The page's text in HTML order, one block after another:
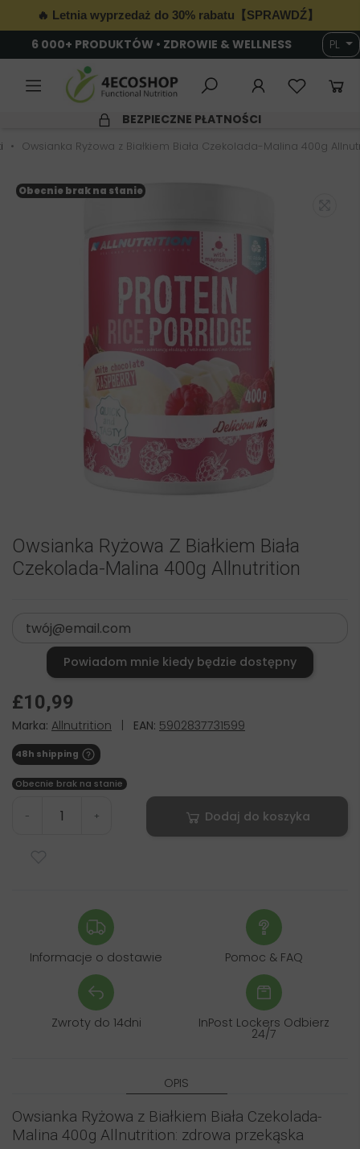
🔥 Letnia wyprzedaż do 30% rabatu【SPRAWDŹ】
6 000+ PRODUKTÓW • ZDROWIE & WELLNESS PL
BEZPIECZNE PŁATNOŚCI
Owsianka Ryżowa z Białkiem Biała Czekolada-Malina 400g
Obecnie brak na stanie
Owsianka Ryżowa Z Białkiem Biała
Czekolada-Malina 400g Allnutrition
Powiadom mnie kiedy będzie dostępny
£10,99
Marka: Allnutrition EAN: 5902837731599
48h shipping
Obecnie brak na stanie
- + Dodaj do koszyka
Informacje o dostawie Pomoc & FAQ
Zwroty do 14dni InPost Lockers Odbierz
24/7
OPIS
Owsianka Ryżowa z Białkiem Biała Czekolada-
Malina 400g Allnutrition: zdrowa przekąska